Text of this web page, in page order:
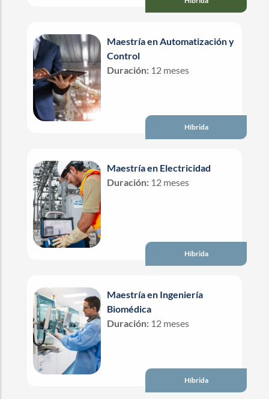
Maestría en Automatización y
Control
Duración: 12 meses
Híbrida
Maestría en Electricidad
Duración: 12 meses
Híbrida
Maestría en Ingeniería
Biomédica
Duración: 12 meses
Híbrida